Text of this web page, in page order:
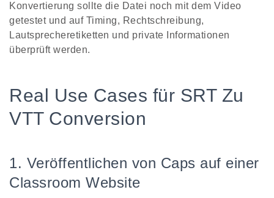
Konvertierung sollte die Datei noch mit dem Video
getestet und auf Timing, Rechtschreibung,
Lautsprecheretiketten und private Informationen
überprüft werden.
Real Use Cases für SRT Zu
VTT Conversion
1. Veröffentlichen von Caps auf einer
Classroom Website